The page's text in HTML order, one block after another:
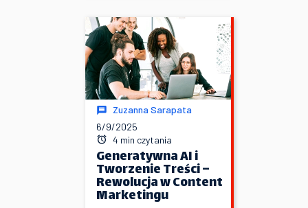
Zuzanna Sarapata
6/9/2025
4 min czytania
Generatywna AI i
Tworzenie Treści –
Rewolucja w Content
Marketingu